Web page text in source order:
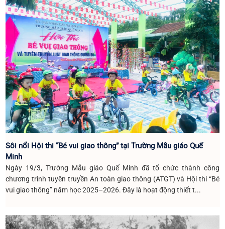
Sôi nổi Hội thi “Bé vui giao thông” tại Trường Mẫu giáo Quế
Minh
Ngày 19/3, Trường Mẫu giáo Quế Minh đã tổ chức thành công
chương trình tuyên truyền An toàn giao thông (ATGT) và Hội thi “Bé
vui giao thông” năm học 2025–2026. Đây là hoạt động thiết t...